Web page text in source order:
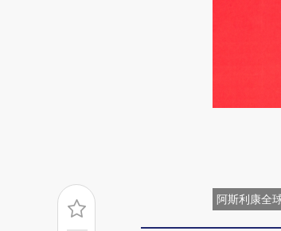
阿斯利康全